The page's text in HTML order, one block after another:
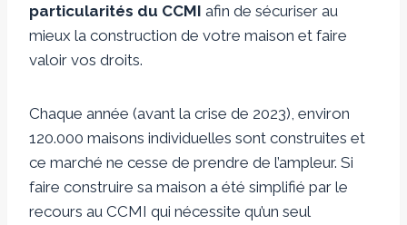
particularités du CCMI afin de sécuriser au
mieux la construction de votre maison et faire
valoir vos droits.
Chaque année (avant la crise de 2023), environ
120.000 maisons individuelles sont construites et
ce marché ne cesse de prendre de l’ampleur. Si
faire construire sa maison a été simplifié par le
recours au CCMI qui nécessite qu’un seul